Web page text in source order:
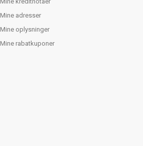
Mine adresser
Mine oplysninger
Mine rabatkuponer